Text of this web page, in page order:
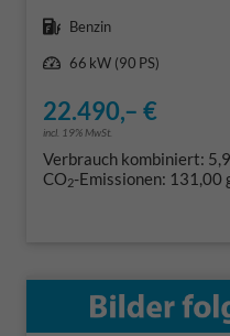
Kraftstoff Benzin
Leistung
66 kW (90 PS)
22.490,– €
incl. 19% MwSt.
Verbrauch kombiniert:
CO2-Emissionen: 131,00